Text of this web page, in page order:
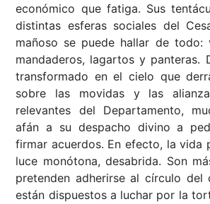
económico que fatiga. Sus
distintas esferas sociales del
mañoso se puede hallar de todo:
mandaderos, lagartos y panteras.
transformado en el cielo que
sobre las movidas y las
relevantes del Departamento,
afán a su despacho divino a
firmar acuerdos. En efecto, la vida
luce monótona, desabrida. Son
pretenden adherirse al círculo del
están dispuestos a luchar por la